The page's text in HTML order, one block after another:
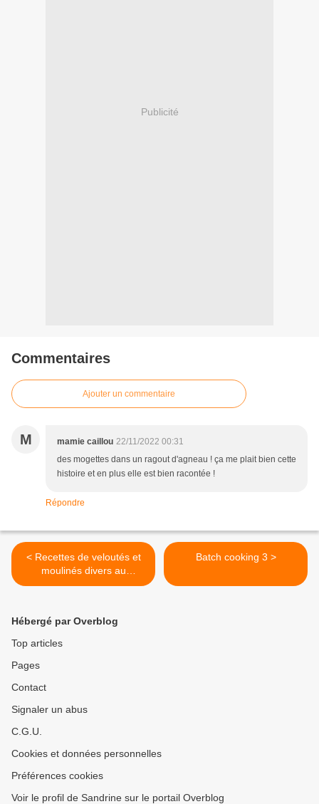
Publicité
Commentaires
Ajouter un commentaire
M mamie caillou 22/11/2022 00:31
des mogettes dans un ragout d'agneau ! ça me plait bien cette
histoire et en plus elle est bien racontée !
Répondre
< Recettes de veloutés et
moulinés divers au
companion thermomix ou
Batch cooking 3 >
Hébergé par Overblog
Top articles
Pages
Contact
Signaler un abus
C.G.U.
Cookies et données personnelles
Préférences cookies
Voir le profil de Sandrine sur le portail Overblog